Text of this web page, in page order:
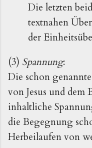
Die letzten
textnahen
der
(3) Spannung:
Die schon
von Jesus und dem
inhaltliche
die Begegnung
Herbeilaufen von